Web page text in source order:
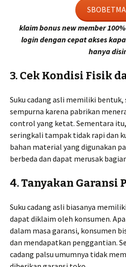
klaim bonus new member
login dengan cepat akses
hanya
3. Cek Kondisi Fisik
Suku cadang asli memiliki bentuk,
sempurna karena pabrikan
control yang ketat. Sementara itu,
seringkali tampak tidak rapi dan
bahan material yang digunakan
berbeda dan dapat merusak
4. Tanyakan Garansi
Suku cadang asli biasanya
dapat diklaim oleh konsumen.
dalam masa garansi, konsumen
dan mendapatkan penggantian.
cadang palsu umumnya tidak